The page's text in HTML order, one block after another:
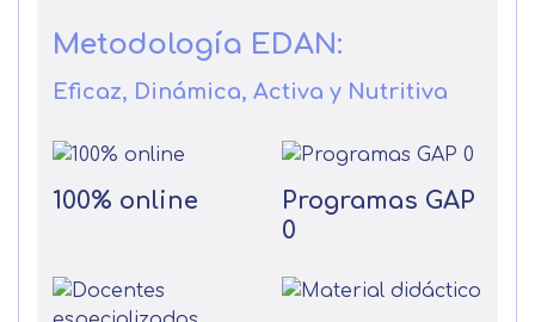
Metodología EDAN:
Eficaz, Dinámica, Activa y Nutritiva
100% online
Programas GAP
0